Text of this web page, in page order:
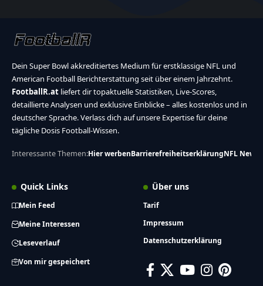
Dein Super Bowl akkreditiertes Medium für erstklassige NFL und
American Football Berichterstattung seit über einem Jahrzehnt.
FootballR.at liefert dir topaktuelle Statistiken, Live-Scores,
detaillierte Analysen und exklusive Einblicke – alles kostenlos und in
deutscher Sprache. Verlass dich auf unsere Expertise für deine
tägliche Dosis Football-Wissen.
Interessante Themen:Hier werbenBarrierefreiheitserklärungNFL News
Quick Links
Mein Feed
Meine Interessen
Leseverlauf
Von mir gespeichert
Über uns
Tarif
Impressum
Datenschutzerklärung